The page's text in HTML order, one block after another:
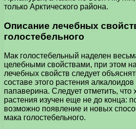
только Арктического района.
Описание лечебных
голостебельного
Мак голостебельный наделен
целебными свойствами, при этом
лечебных свойств следует
составе этого растения
папаверина. Следует отметить, что
растения изучен еще не до конца:
возможно появление и новых
мака голостебельного.